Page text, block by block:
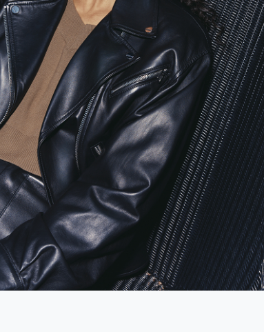
無線藍牙耳機智慧降噪升級、音質明亮溫潤，並支援
屬配件包 來囉 完美保護 MSI Claw A1M-026TW 電
系列 開箱 評測! 首搭蔡司光學鏡頭、攝影棚級柔
足 超強散熱 微星 MSI Claw A1M-026TW 電競掌機
有超強吸力與超好用的隱磁支架 O-ONE MAG 最會
專業增距鏡實測：Find X9 Ultra 光學長焦隨手拍
pro 及 moto g37 power上市，登錄在送飛利浦氣
Liberty 5 Pro Max，有螢幕的耳機會是智商稅
應援 Me Time，加碼愛奇藝黃金雙周卡體驗，專案價